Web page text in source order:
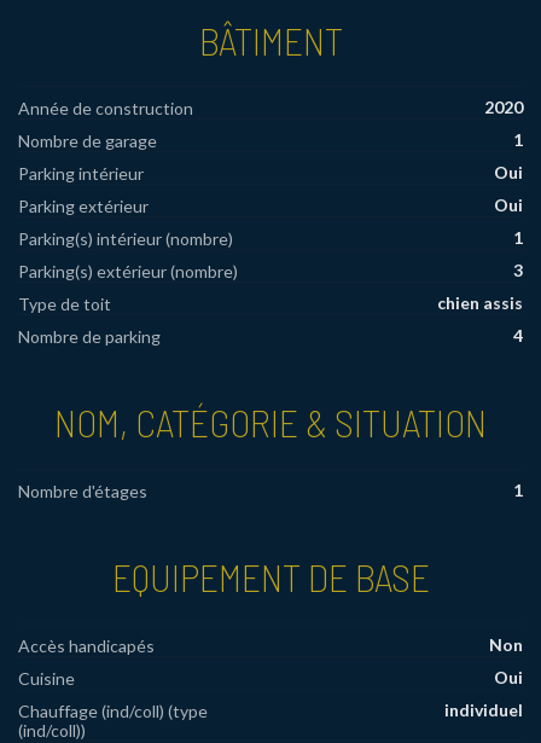
BÂTIMENT
Année de construction
2020
Nombre de garage
1
Parking intérieur
Oui
Parking extérieur
Oui
Parking(s) intérieur (nombre)
1
Parking(s) extérieur (nombre)
3
Type de toit
chien assis
Nombre de parking
4
NOM, CATÉGORIE & SITUATION
Nombre d'étages 1
EQUIPEMENT DE BASE
Accès handicapés
Non
Cuisine
Oui
Chauffage (ind/coll) (type
(ind/coll))
individuel